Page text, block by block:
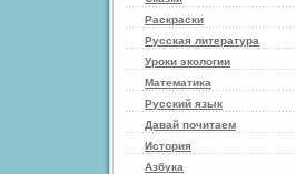
Раскраски
Русская литература
Уроки экологии
Математика
Русский язык
Давай почитаем
История
Азбука